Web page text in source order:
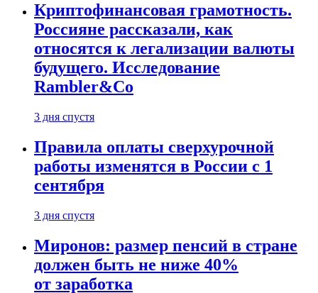
Криптофинансовая грамотность.
Россияне рассказали, как
относятся к легализации валюты
будущего. Исследование
Rambler&Co
3 дня спустя
Правила оплаты сверхурочной
работы изменятся в России с 1
сентября
3 дня спустя
Миронов: размер пенсий в стране
должен быть не ниже 40%
от заработка